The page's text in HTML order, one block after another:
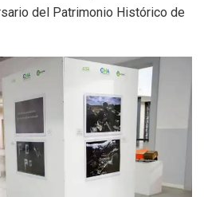
del Patrimonio Histórico de